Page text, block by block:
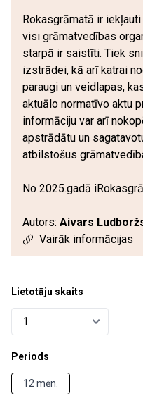
Rokasgrāmatā ir
visi grāmatvedības
starpā ir saistīti. Tiek
izstrādei, kā arī katrai
paraugi un veidlapas,
aktuālo normatīvo aktu
informāciju var arī
apstrādātu un
atbilstošus
No 2025.gadā
Autors: Aivars
Vairāk informācijas
Lietotāju skaits
Periods
12 mēn.